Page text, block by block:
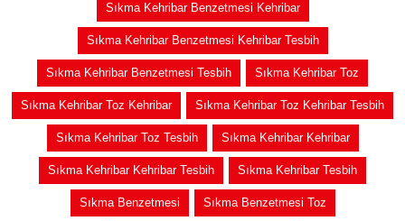
Sıkma Kehribar Benzetmesi Kehribar
Sıkma Kehribar Benzetmesi Kehribar Tesbih
Sıkma Kehribar Benzetmesi Tesbih Sıkma Kehribar Toz
Sıkma Kehribar Toz Kehribar Sıkma Kehribar Toz Kehribar Tesbih
Sıkma Kehribar Toz Tesbih Sıkma Kehribar Kehribar
Sıkma Kehribar Kehribar Tesbih Sıkma Kehribar Tesbih
Sıkma Benzetmesi Sıkma Benzetmesi Toz